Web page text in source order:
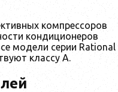
компрессоров
кондиционеров
модели серии Rational
классу А.